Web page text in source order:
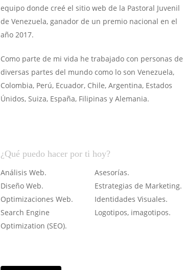
equipo donde creé el sitio web de la Pastoral Juvenil
de Venezuela, ganador de un premio nacional en el
año 2017.
Como parte de mi vida he trabajado con personas de
diversas partes del mundo como lo son Venezuela,
Colombia, Perú, Ecuador, Chile, Argentina, Estados
Únidos, Suiza, España, Filipinas y Alemania.
¿Qué puedo hacer por ti hoy?
Análisis Web.
Diseño Web.
Optimizaciones Web.
Search Engine
Optimization (SEO).
Asesorías.
Estrategias de Marketing.
Identidades Visuales.
Logotipos, imagotipos.